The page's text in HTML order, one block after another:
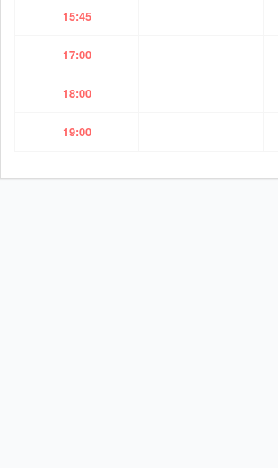
15:45
17:00
18:00
19:00